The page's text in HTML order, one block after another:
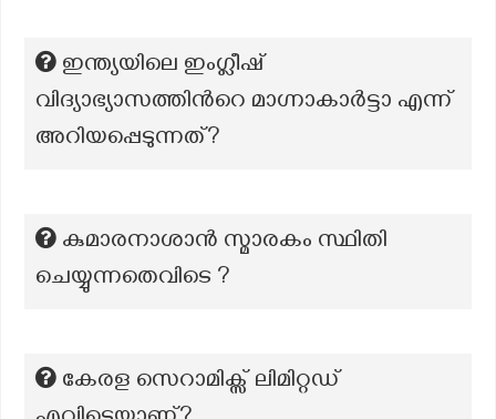
ഇന്ത്യയിലെ ഇംഗ്ലീഷ്
വിദ്യാഭ്യാസത്തിന്‍റെ മാഗ്നാകാർട്ടാ എന്ന്
അറിയപ്പെടുന്നത്?
കുമാരനാശാൻ സ്മാരകം സ്ഥിതി
ചെയ്യുന്നതെവിടെ ?
കേരള സെറാമിക്സ് ലിമിറ്റഡ്